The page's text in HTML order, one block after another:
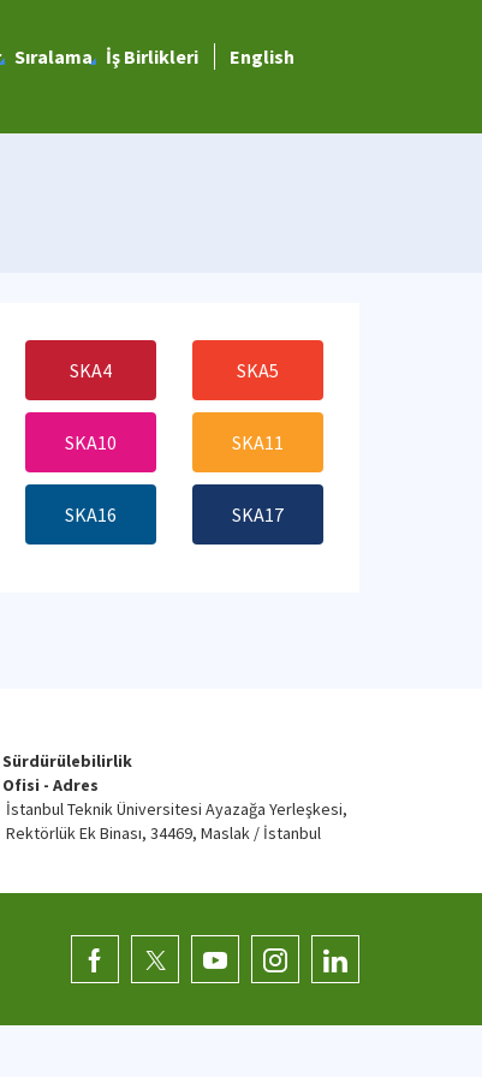
Sıralama İş Birlikleri English
SKA4 SKA5
SKA10 SKA11
SKA16 SKA17
Sürdürülebilirlik
Ofisi - Adres
İstanbul Teknik Üniversitesi Ayazağa Yerleşkesi,
Rektörlük Ek Binası, 34469, Maslak / İstanbul